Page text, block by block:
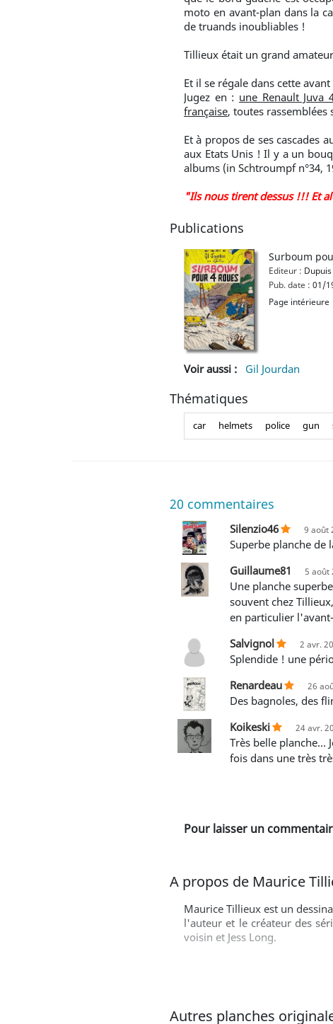
moto en avant-plan dans la
de truands inoubliables !
Tillieux était un grand
Et il se régale dans cette
Jugez en : une Renault Juva
française, toutes rassemblées
Et à propos de ses cascades
aux Etats Unis ! Il y a un
albums (in Schtroumpf n°34,
"Ils nous tirent dessus !!! Et
Publications
Surboum
Editeur : Dupuis
Pub. date : 01/
Page intérieure
Voir aussi : Gil Jourdan
Thématiques
car helmets police gun
20 commentaires
Silenzio46 9 août
Superbe planche
Guillaume81
5 août
Une planche superbe. En effet, chaque plan est efficace dans cette dernière scène de poursuite, construite, comme
souvent chez
en particulier
Salvignol
2 avr.
Splendide ! une
Renardeau
26
Des bagnoles, des
Koikeski
24 avr.
Très belle planche... Je clique pour voir cette planche car elle m'est proposée dans les visuels du jour... Et encore une
fois dans une très
Pour laisser un
A propos de Maurice
Maurice Tillieux est un
l'auteur et le créateur des
voisin et Jess Long.
Autres planches